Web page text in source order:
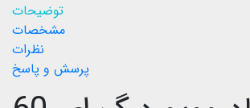
توضیحات
مشخصات
نظرات
پرسش و پاسخ